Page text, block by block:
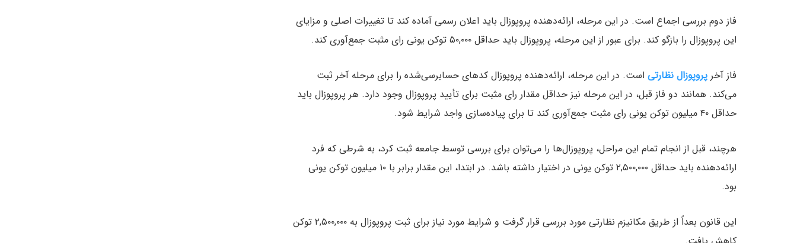
فاز دوم بررسی اجماع است. در این مرحله، ارائه‌دهنده پروپوزال باید اعلان رسمی آماده کند تا تغییرات اصلی و مزایای
این پروپوزال را بازگو کند. برای عبور از این مرحله، پروپوزال باید حداقل ۵۰,۰۰۰ توکن یونی رای مثبت جمع‌آوری کند.
فاز آخر پروپوزال نظارتی است. در این مرحله، ارائه‌دهنده پروپوزال کدهای حسابرسی‌شده را برای مرحله آخر ثبت
می‌کند. همانند دو فاز قبل، در این مرحله نیز حداقل مقدار رای مثبت برای تأیید پروپوزال وجود دارد. هر پروپوزال باید
حداقل ۴۰ میلیون توکن یونی رای مثبت جمع‌آوری کند تا برای پیاده‌سازی واجد شرایط شود.
هرچند، قبل از انجام تمام این مراحل، پروپوزال‌ها را می‌توان برای بررسی توسط جامعه ثبت کرد، به شرطی که فرد
ارائه‌دهنده باید حداقل ۲,۵۰۰,۰۰۰ توکن یونی در اختیار داشته باشد. در ابتدا، این مقدار برابر با ۱۰ میلیون توکن یونی
بود.
این قانون بعداً از طریق مکانیزم نظارتی مورد بررسی قرار گرفت و شرایط مورد نیاز برای ثبت پروپوزال به ۲,۵۰۰,۰۰۰ توکن